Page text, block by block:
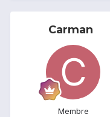
Carman
Membre